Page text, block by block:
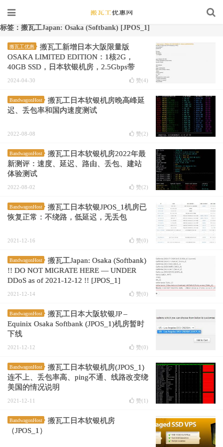
标签：搬瓦工Japan: Osaka (Softbank) [JPOS_1]
搬瓦工优惠
搬瓦工新增日本大阪限量版
OSAKA LIMITED EDITION：1核2G，
40GB SSD，日本软银机房，2.5Gbps带
宽，折后年付$74.57
2024-04-30 赞(4)
BandwagonHost
搬瓦工日本软银机房晚高峰延
迟、丢包率和国内速度测试
2022-08-08 赞(2)
BandwagonHost
搬瓦工日本软银机房2022年最
新测评：速度、延迟、路由、丢包、建站
体验测试
2022-08-02 赞(2)
BandwagonHost
搬瓦工日本软银JPOS_1机房已
恢复正常：不绕路，低延迟，无丢包
2021-12-16 赞(0)
BandwagonHost
搬瓦工Japan: Osaka (Softbank)
!! DO NOT MIGRATE HERE — UNDER
DDoS as of 2021-12-12 !! [JPOS_1]
2021-12-14 赞(0)
BandwagonHost
搬瓦工日本大阪软银JP –
Equinix Osaka Softbank (JPOS_1)机房暂时
下线
2021-12-12 赞(0)
BandwagonHost
搬瓦工日本软银机房(JPOS_1)
连不上、丢包率高、ping不通、线路改变绕
美国的情况说明
2021-12-11 赞(1 )
BandwagonHost
搬瓦工日本软银机房
（JPOS_1）